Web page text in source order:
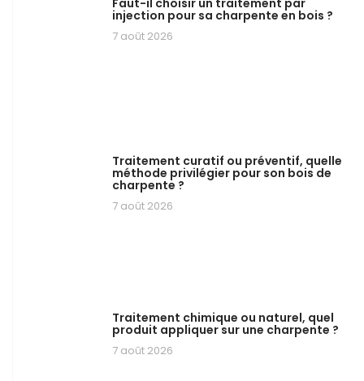
Faut-il choisir un traitement par
injection pour sa charpente en bois ?
7 août 2026
Traitement curatif ou préventif, quelle
méthode privilégier pour son bois de
charpente ?
7 août 2026
Traitement chimique ou naturel, quel
produit appliquer sur une charpente ?
7 août 2026